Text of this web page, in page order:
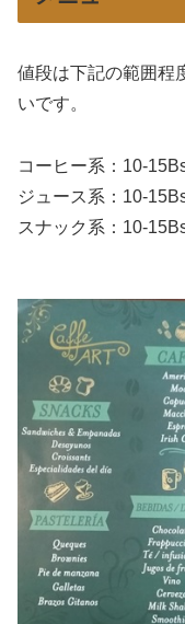
値段は下記の範囲程
いです。
コーヒー系：10-
ジュース系：10-
スナック系：10-